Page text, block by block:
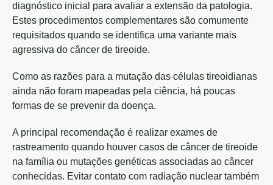
diagnóstico inicial para avaliar a extensão da patologia.
Estes procedimentos complementares são comumente
requisitados quando se identifica uma variante mais
agressiva do câncer de tireoide.
Como as razões para a mutação das células tireoidianas
ainda não foram mapeadas pela ciência, há poucas
formas de se prevenir da doença.
A principal recomendação é realizar exames de
rastreamento quando houver casos de câncer de tireoide
na família ou mutações genéticas associadas ao câncer
conhecidas. Evitar contato com radiação nuclear também